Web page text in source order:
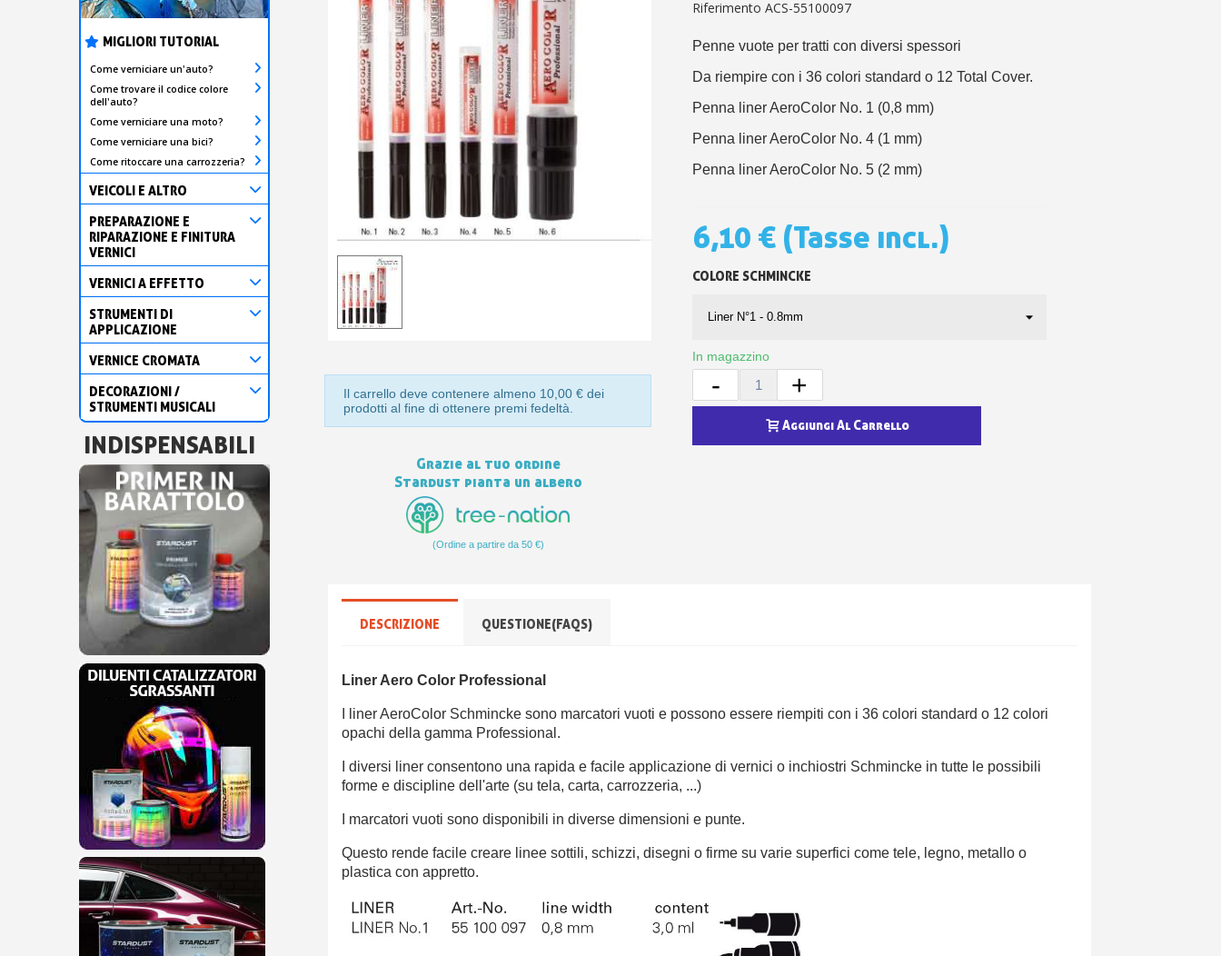
Iscriviti alla newsletter: 5€ di sconto
MIGLIORI TUTORIAL
Come verniciare un'auto?
Come trovare il codice colore
dell'auto?
Come verniciare una moto?
Come verniciare una bici?
Come ritoccare una carrozzeria?
VEICOLI E ALTRO
PREPARAZIONE E
RIPARAZIONE E FINITURA
VERNICI
VERNICI A EFFETTO
STRUMENTI DI
APPLICAZIONE
VERNICE CROMATA
DECORAZIONI /
STRUMENTI MUSICALI
INDISPENSABILI
Il carrello deve contenere almeno 10,00 € dei
prodotti al fine di ottenere premi fedeltà.
Grazie al tuo ordine
Stardust pianta un albero
(Ordine a partire da 50 €)
Riferimento ACS-55100097
Penne vuote per tratti con diversi spessori
Da riempire con i 36 colori standard o 12 Total Cover.
Penna liner AeroColor No. 1 (0,8 mm)
Penna liner AeroColor No. 4 (1 mm)
Penna liner AeroColor No. 5 (2 mm)
6,10 € (Tasse incl.)
COLORE SCHMINCKE
In magazzino
- +
Aggiungi Al Carrello
DESCRIZIONE QUESTIONE(FAQS)
Liner Aero Color Professional
I liner AeroColor Schmincke sono marcatori vuoti e possono essere riempiti con i 36 colori standard o 12 colori
opachi della gamma Professional.
I diversi liner consentono una rapida e facile applicazione di vernici o inchiostri Schmincke in tutte le possibili
forme e discipline dell'arte (su tela, carta, carrozzeria, ...)
I marcatori vuoti sono disponibili in diverse dimensioni e punte.
Questo rende facile creare linee sottili, schizzi, disegni o firme su varie superfici come tele, legno, metallo o
plastica con appretto.